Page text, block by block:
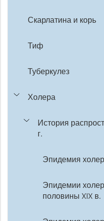
Скарлатина и корь
Тиф
Туберкулез
Холера
История
г.
Эпидемия
Эпидемии
половины XIX в.